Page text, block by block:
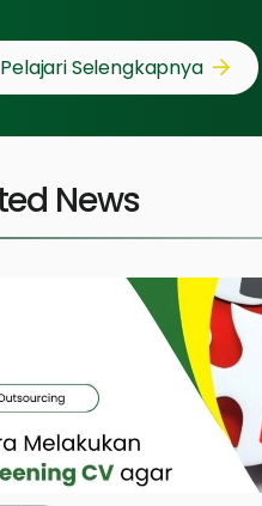
Pelajari Selengkapnya
News